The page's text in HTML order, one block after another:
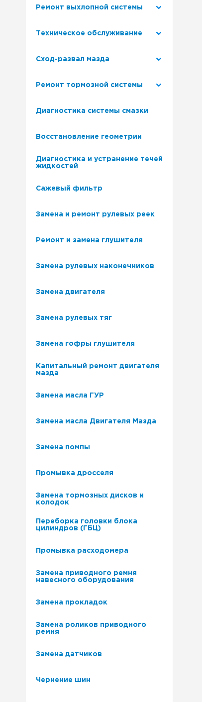
Ремонт выхлопной системы
Техническое обслуживание
Сход-развал мазда
Ремонт тормозной системы
Диагностика системы смазки
Восстановление геометрии
Диагностика и устранение течей
жидкостей
Сажевый фильтр
Замена и ремонт рулевых реек
Ремонт и замена глушителя
Замена рулевых наконечников
Замена двигателя
Замена рулевых тяг
Замена гофры глушителя
Капитальный ремонт двигателя
мазда
Замена масла ГУР
Замена масла Двигателя Мазда
Замена помпы
Промывка дросселя
Замена тормозных дисков и
колодок
Переборка головки блока
цилиндров (ГБЦ)
Промывка расходомера
Замена приводного ремня
навесного оборудования
Замена прокладок
Замена роликов приводного
ремня
Замена датчиков
Чернение шин